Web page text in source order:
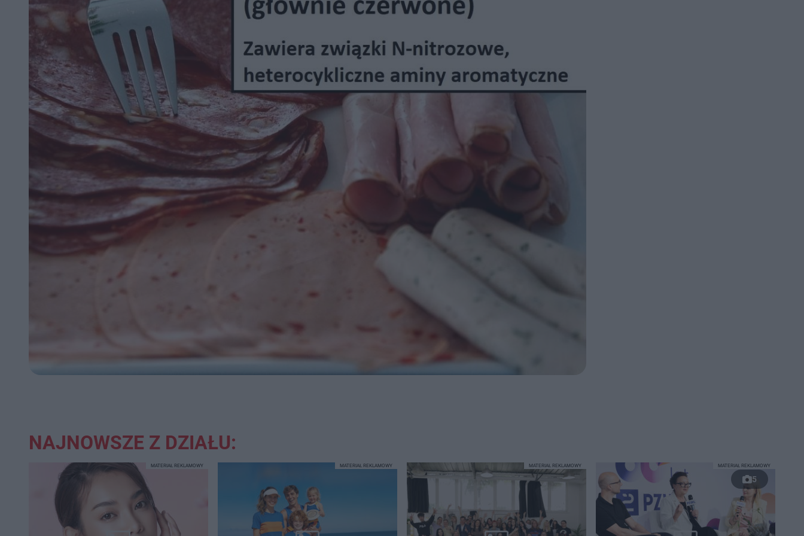
NAJNOWSZE Z DZIAŁU:
MATERIAŁ REKLAMOWY MATERIAŁ REKLAMOWY MATERIAŁ REKLAMOWY
5
MATERIAŁ REKLAMOWY